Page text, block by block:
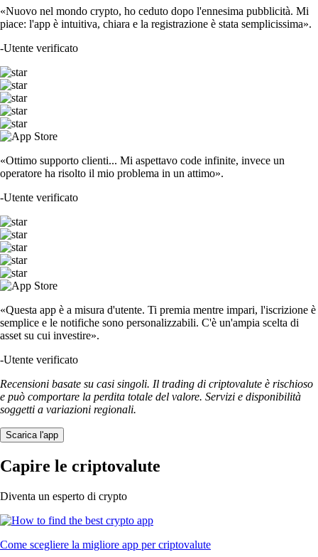
«Nuovo nel mondo crypto, ho ceduto dopo l'ennesima pubblicità. Mi
piace: l'app è intuitiva, chiara e la registrazione è stata semplicissima».
-Utente verificato
«Ottimo supporto clienti... Mi aspettavo code infinite, invece un
operatore ha risolto il mio problema in un attimo».
-Utente verificato
«Questa app è a misura d'utente. Ti premia mentre impari, l'iscrizione è
semplice e le notifiche sono personalizzabili. C'è un'ampia scelta di
asset su cui investire».
-Utente verificato
Recensioni basate su casi singoli. Il trading di criptovalute è rischioso
e può comportare la perdita totale del valore. Servizi e disponibilità
soggetti a variazioni regionali.
Scarica l'app
Capire le criptovalute
Diventa un esperto di crypto
Come scegliere la migliore app per criptovalute